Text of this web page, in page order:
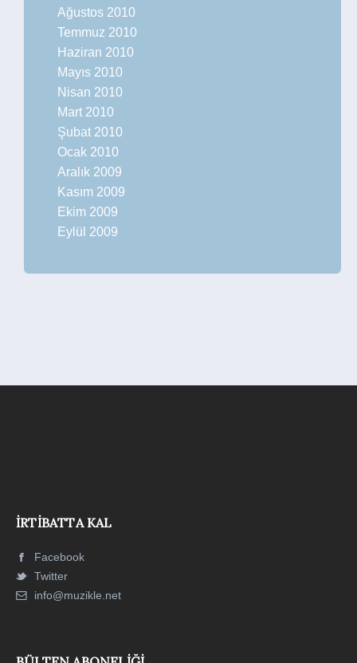
Ağustos 2010
Temmuz 2010
Haziran 2010
Mayıs 2010
Nisan 2010
Mart 2010
Şubat 2010
Ocak 2010
Aralık 2009
Kasım 2009
Ekim 2009
Eylül 2009
İRTIBATTA KAL
Facebook
Twitter
info@muzikle.net